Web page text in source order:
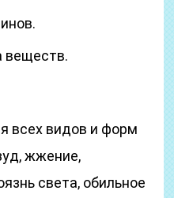
веществ.
всех видов и форм
жжение,
света, обильное